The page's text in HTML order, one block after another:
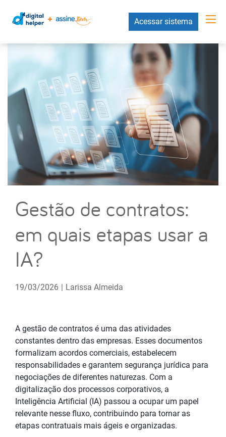
Acessar sistema
Gestão de contratos:
em quais etapas usar a
IA?
19/03/2026 | Larissa Almeida
A gestão de contratos é uma das atividades
constantes dentro das empresas. Esses documentos
formalizam acordos comerciais, estabelecem
responsabilidades e garantem segurança jurídica para
negociações de diferentes naturezas. Com a
digitalização dos processos corporativos, a
Inteligência Artificial (IA) passou a ocupar um papel
relevante nesse fluxo, contribuindo para tornar as
etapas contratuais mais ágeis e organizadas.